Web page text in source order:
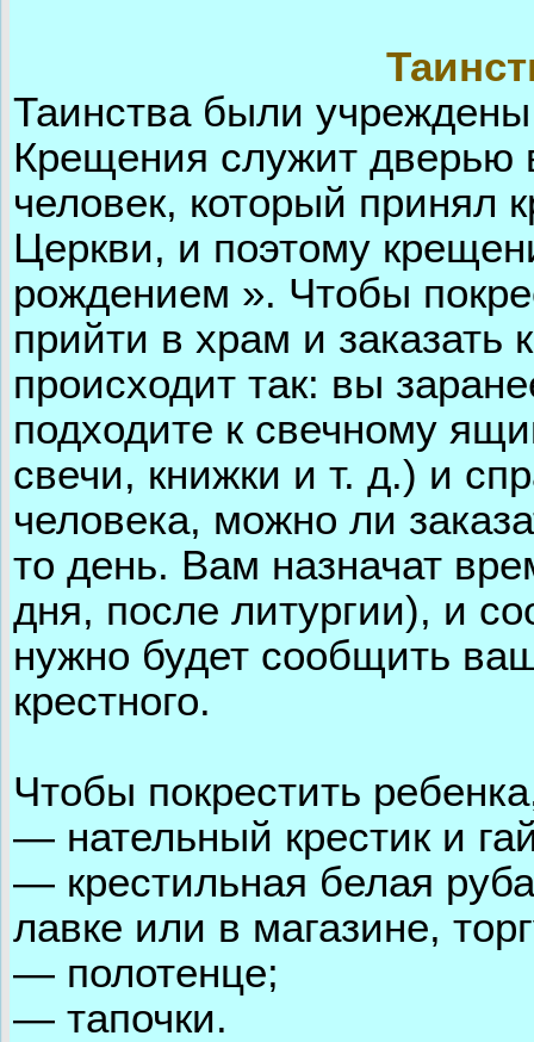
Таинства были
Крещения служит дверью
человек, который принял
Церкви, и поэтому
рождением ». Чтобы
прийти в храм и заказать
происходит так: вы
подходите к свечному
свечи, книжки и т. д.) и
человека, можно ли
то день. Вам назначат
дня, после литургии), и
нужно будет сообщить
крестного.
Чтобы покрестить
— нательный крестик и
— крестильная белая
лавке или в магазине,
— полотенце;
— тапочки.